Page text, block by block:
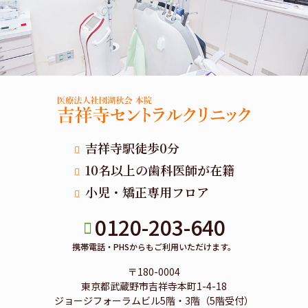
吉祥寺駅徒歩0分
10名以上の歯科医師が在籍
小児・矯正専用フロア
0120-203-640
携帯電話・PHSからもご利用いただけます。
〒180-0004
東京都武蔵野市吉祥寺本町1-4-18
ジョージフォーラムビル5階・3階（5階受付）